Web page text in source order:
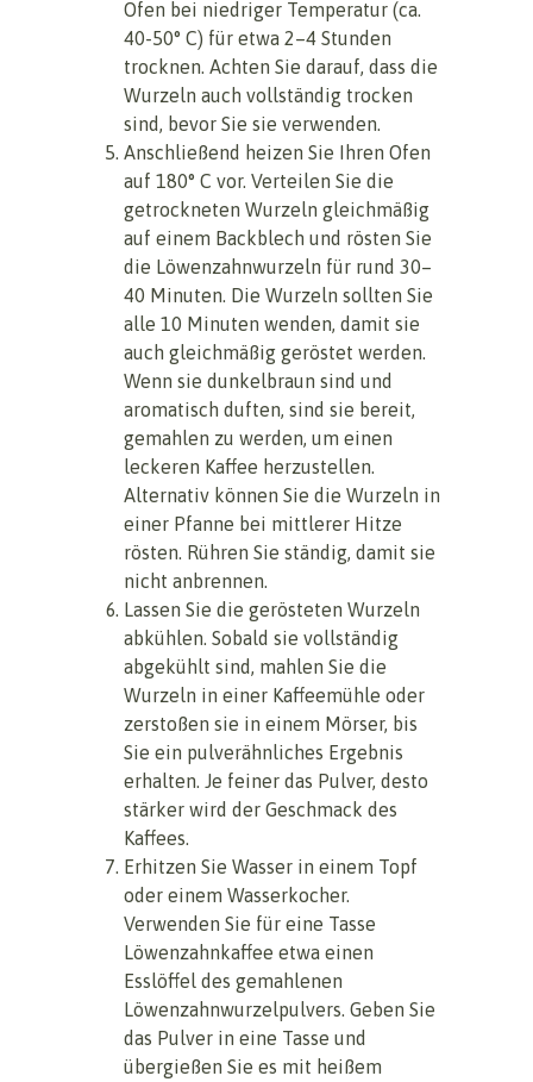
Ofen bei niedriger Temperatur (ca.
40-50° C) für etwa 2–4 Stunden
trocknen. Achten Sie darauf, dass die
Wurzeln auch vollständig trocken
sind, bevor Sie sie verwenden.
Anschließend heizen Sie Ihren Ofen
auf 180° C vor. Verteilen Sie die
getrockneten Wurzeln gleichmäßig
auf einem Backblech und rösten Sie
die Löwenzahnwurzeln für rund 30–
40 Minuten. Die Wurzeln sollten Sie
alle 10 Minuten wenden, damit sie
auch gleichmäßig geröstet werden.
Wenn sie dunkelbraun sind und
aromatisch duften, sind sie bereit,
gemahlen zu werden, um einen
leckeren Kaffee herzustellen.
Alternativ können Sie die Wurzeln in
einer Pfanne bei mittlerer Hitze
rösten. Rühren Sie ständig, damit sie
nicht anbrennen.
Lassen Sie die gerösteten Wurzeln
abkühlen. Sobald sie vollständig
abgekühlt sind, mahlen Sie die
Wurzeln in einer Kaffeemühle oder
zerstoßen sie in einem Mörser, bis
Sie ein pulverähnliches Ergebnis
erhalten. Je feiner das Pulver, desto
stärker wird der Geschmack des
Kaffees.
Erhitzen Sie Wasser in einem Topf
oder einem Wasserkocher.
Verwenden Sie für eine Tasse
Löwenzahnkaffee etwa einen
Esslöffel des gemahlenen
Löwenzahnwurzelpulvers. Geben Sie
das Pulver in eine Tasse und
übergießen Sie es mit heißem